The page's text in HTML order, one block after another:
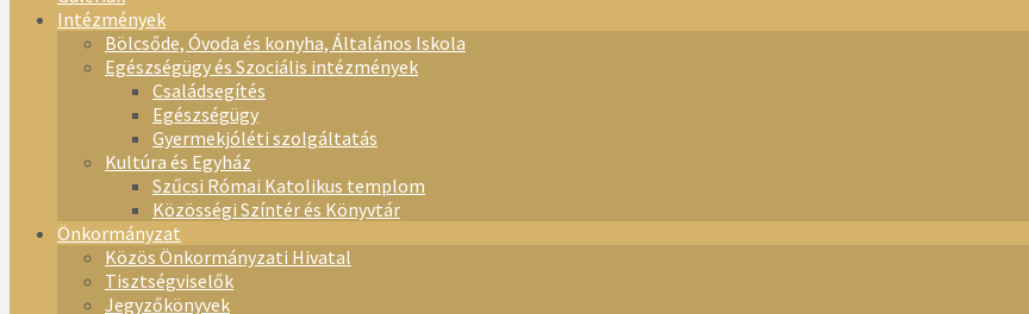
Intézmények
Bölcsőde, Óvoda és konyha, Általános Iskola
Egészségügy és Szociális intézmények
Családsegítés
Egészségügy
Gyermekjóléti szolgáltatás
Kultúra és Egyház
Szűcsi Római Katolikus templom
Közösségi Színtér és Könyvtár
Önkormányzat
Közös Önkormányzati Hivatal
Tisztségviselők
Jegyzőkönyvek